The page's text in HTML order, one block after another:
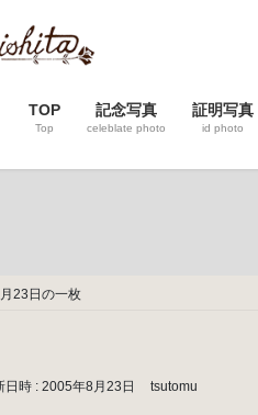
TOP
Top
記念写真
celeblate photo
証明写真
id photo
23日の一枚
日時 : 2005年8月23日 tsutomu